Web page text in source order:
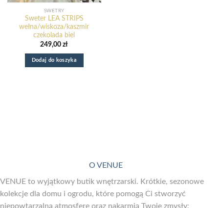
SWETRY
Sweter LEA STRIPS
wełna/wiskoza/kaszmir
czekolada biel
249,00zł
Dodaj do koszyka
O VENUE
VENUE to wyjątkowy butik wnętrzarski. Krótkie, sezonowe
kolekcje dla domu i ogrodu, które pomogą Ci stworzyć
niepowtarzalną atmosferę oraz nakarmią Twoje zmysły:
wełna/wiskoza/kaszmir
czekolada